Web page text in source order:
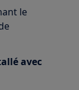
le
avec